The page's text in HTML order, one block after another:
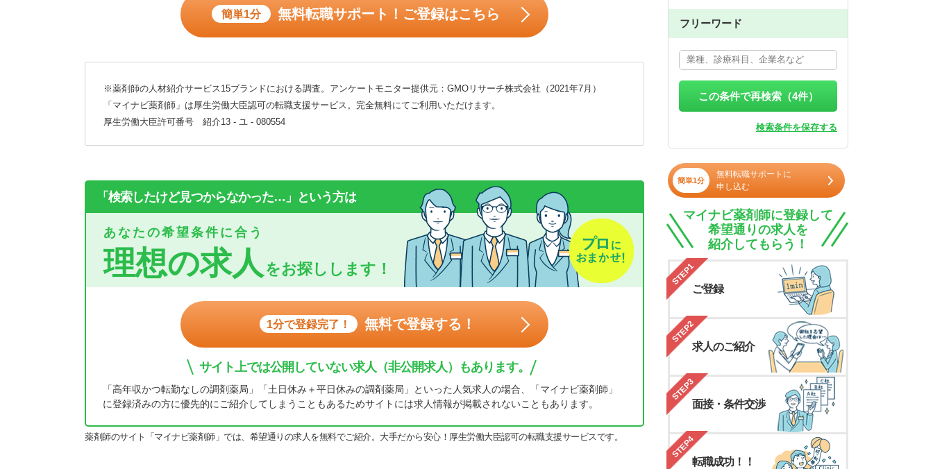
簡単1分 無料転職サポート！ご登録はこちら
※薬剤師の人材紹介サービス15ブランドにおける調査。アンケートモニター提供元：GMOリサーチ株式会社（2021年7月）
「マイナビ薬剤師」は厚生労働大臣認可の転職支援サービス。完全無料にてご利用いただけます。
厚生労働大臣許可番号 紹介13 - ユ - 080554
「検索したけど見つからなかった…」という方は
あなたの希望条件に合う
理想の求人をお探しします！
1分で登録完了！ 無料で登録する！
サイト上では公開していない求人（非公開求人）もあります。
「高年収かつ転勤なしの調剤薬局」「土日休み＋平日休みの調剤薬局」といった人気求人の場合、「マイナビ薬剤師」
に登録済みの方に優先的にご紹介してしまうこともあるためサイトには求人情報が掲載されないこともあります。
薬剤師のサイト「マイナビ薬剤師」では、希望通りの求人を無料でご紹介。大手だから安心！厚生労働大臣認可の転職支援サービスです。
フリーワード
この条件で再検索（4件）
検索条件を保存する
簡単1分
無料転職サポートに
申し込む
マイナビ薬剤師に登録して
希望通りの求人を
紹介してもらう！
STEP1
ご登録
STEP2
求人のご紹介
STEP3
面接・条件交渉
STEP4
転職成功！！